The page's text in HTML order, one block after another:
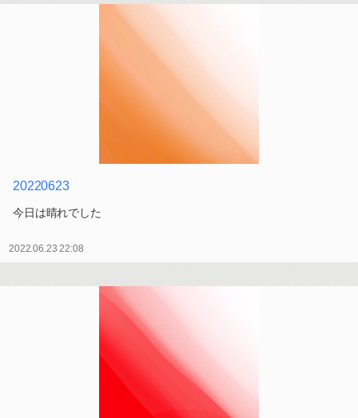
20220623
今日は晴れでした
2022.06.23 22:08